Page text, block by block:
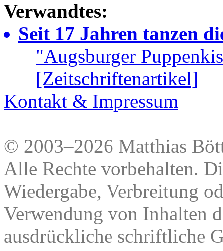
Verwandtes:
Seit 17 Jahren tanzen
"Augsburger
[Zeitschriftenartikel]
Kontakt & Impressum
© 2003–2026 Matthias
Alle Rechte vorbehalten.
Wiedergabe, Verbreitung
Verwendung von Inhalten
ausdrückliche schriftliche